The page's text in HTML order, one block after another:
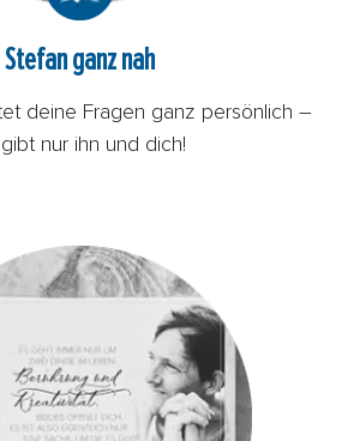
Stefan ganz nah
deine Fragen ganz persönlich –
nur ihn und dich!